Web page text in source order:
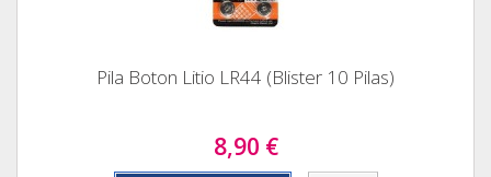
Pila Boton Litio LR44 (Blister 10 Pilas)
8,90 €